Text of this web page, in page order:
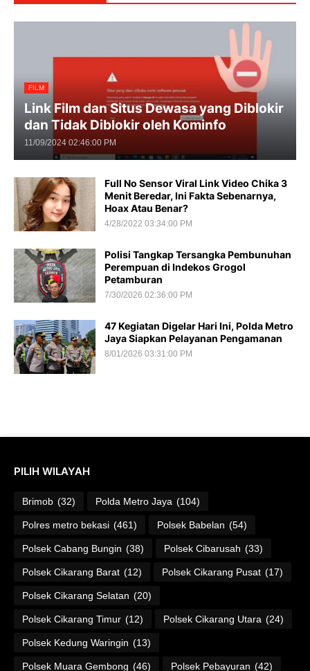
FILM
Link Film dan Situs Dewasa yang Diblokir
dan Tidak Diblokir oleh Kominfo
11/09/2024 02:46:00 PM
Full No Sensor Viral Link Video Chika 3
Menit Beredar, Ini Fakta Sebenarnya,
Hoax Atau Benar?
4/28/2022 03:34:00 PM
Polisi Tangkap Tersangka Pembunuhan
Perempuan di Indekos Grogol
Petamburan
7/30/2026 02:36:00 PM
47 Kegiatan Digelar Hari Ini, Polda Metro
Jaya Siapkan Pelayanan Pengamanan
8/01/2026 03:31:00 PM
PILIH WILAYAH
Brimob (32) Polda Metro Jaya (104)
Polres metro bekasi (461) Polsek Babelan (54)
Polsek Cabang Bungin (38) Polsek Cibarusah (33)
Polsek Cikarang Barat (12) Polsek Cikarang Pusat (17)
Polsek Cikarang Selatan (20)
Polsek Cikarang Timur (12) Polsek Cikarang Utara (24)
Polsek Kedung Waringin (13)
Polsek Muara Gembong (46) Polsek Pebayuran (42)